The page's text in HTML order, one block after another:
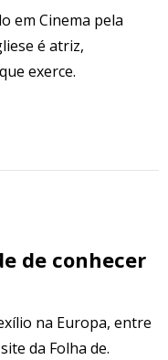
em Cinema pela
é atriz,
exerce.
de conhecer
na Europa, entre
da Folha de.